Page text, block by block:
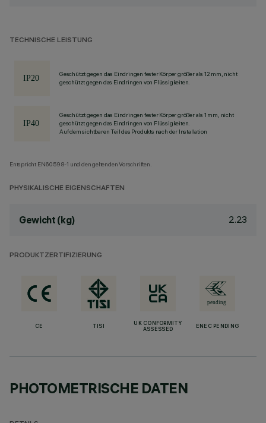
TECHNISCHE LEISTUNG
Geschützt gegen das Eindringen fester Körper größer als 12 mm, nicht
geschützt gegen das Eindringen von Flüssigkeiten.
Geschützt gegen das Eindringen fester Körper größer als 1 mm, nicht
geschützt gegen das Eindringen von Flüssigkeiten.
Auf dem sichtbaren Teil des Produkts nach der Installation
Entspricht EN60598-1 und den geltenden Vorschriften.
PHYSIKALISCHE EIGENSCHAFTEN
Gewicht (kg) 2.23
PRODUKTZERTIFIZIERUNG
CE TISI
UK CONFORMITY
ASSESSED
ENEC PENDING
PHOTOMETRISCHE DATEN